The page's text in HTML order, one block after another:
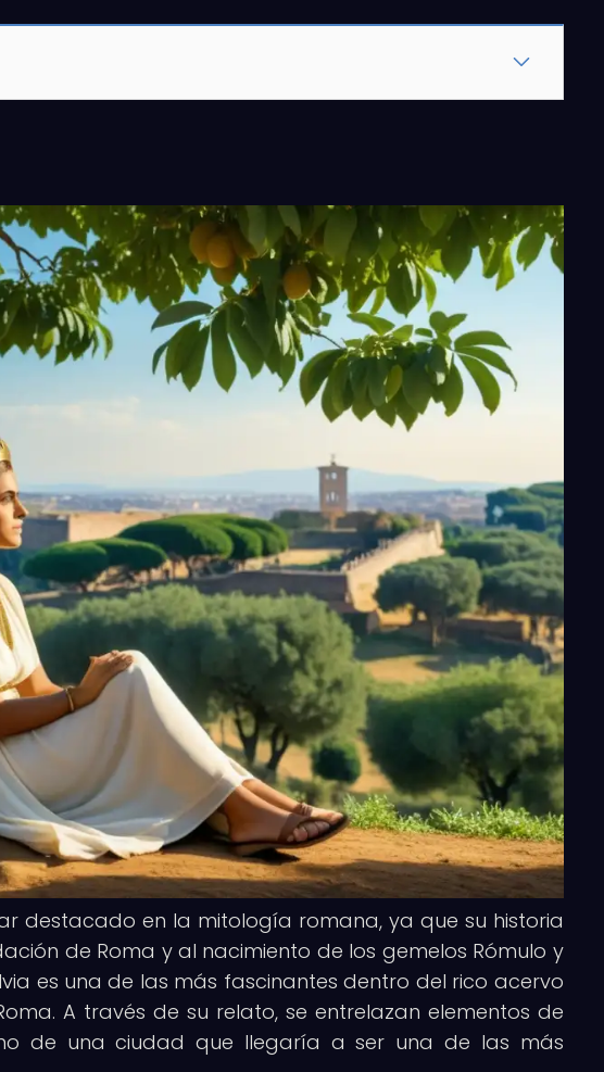
destacado en la mitología romana, ya que su historia
de Roma y al nacimiento de los gemelos Rómulo y
es una de las más fascinantes dentro del rico acervo
A través de su relato, se entrelazan elementos de
de una ciudad que llegaría a ser una de las más